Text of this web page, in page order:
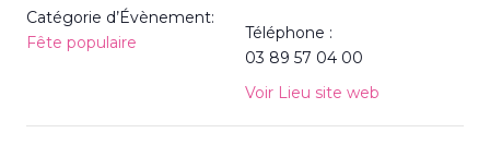
Catégorie d’Évènement:
Fête populaire
Téléphone :
03 89 57 04 00
Voir Lieu site web